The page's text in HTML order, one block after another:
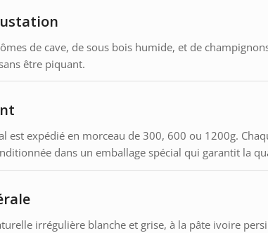
de cave, de sous bois humide, et de
être piquant.
est expédié en morceau de 300, 600 ou 1200g.
dans un emballage spécial qui garantit la
irrégulière blanche et grise, à la pâte ivoire